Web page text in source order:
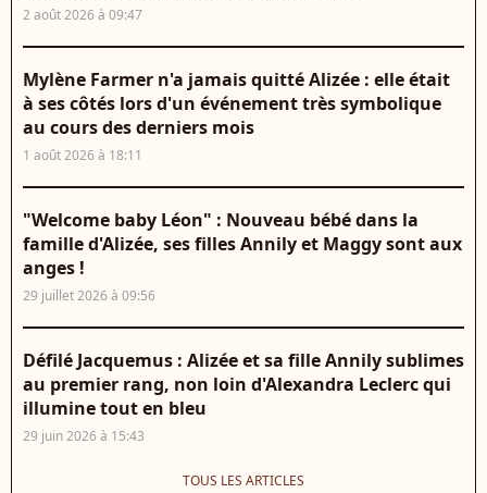
2 août 2026 à 09:47
Mylène Farmer n'a jamais quitté Alizée : elle était
à ses côtés lors d'un événement très symbolique
au cours des derniers mois
1 août 2026 à 18:11
"Welcome baby Léon" : Nouveau bébé dans la
famille d'Alizée, ses filles Annily et Maggy sont aux
anges !
29 juillet 2026 à 09:56
Défilé Jacquemus : Alizée et sa fille Annily sublimes
au premier rang, non loin d'Alexandra Leclerc qui
illumine tout en bleu
29 juin 2026 à 15:43
TOUS LES ARTICLES